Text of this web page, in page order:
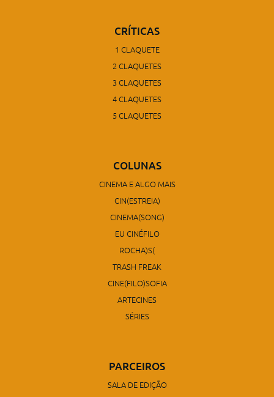
CRÍTICAS
1 CLAQUETE
2 CLAQUETES
3 CLAQUETES
4 CLAQUETES
5 CLAQUETES
COLUNAS
CINEMA E ALGO MAIS
CIN(ESTREIA)
CINEMA(SONG)
EU CINÉFILO
ROCHA)S(
TRASH FREAK
CINE(FILO)SOFIA
ARTECINES
SÉRIES
PARCEIROS
SALA DE EDIÇÃO